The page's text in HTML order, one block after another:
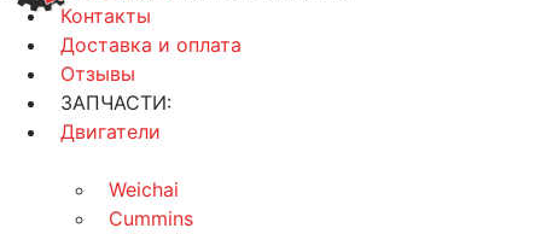
Контакты
Доставка и оплата
Отзывы
ЗАПЧАСТИ:
Двигатели
Weichai
Cummins